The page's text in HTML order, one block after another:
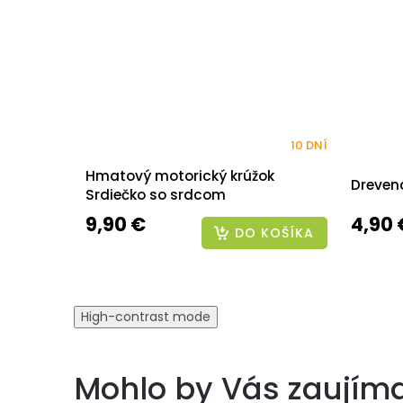
Hmatový motorický krúžok
Srdiečko so srdcom
10 DNÍ
9,90 € DO KOŠÍKA 4,90
High-contrast mode
Mohlo by Vás